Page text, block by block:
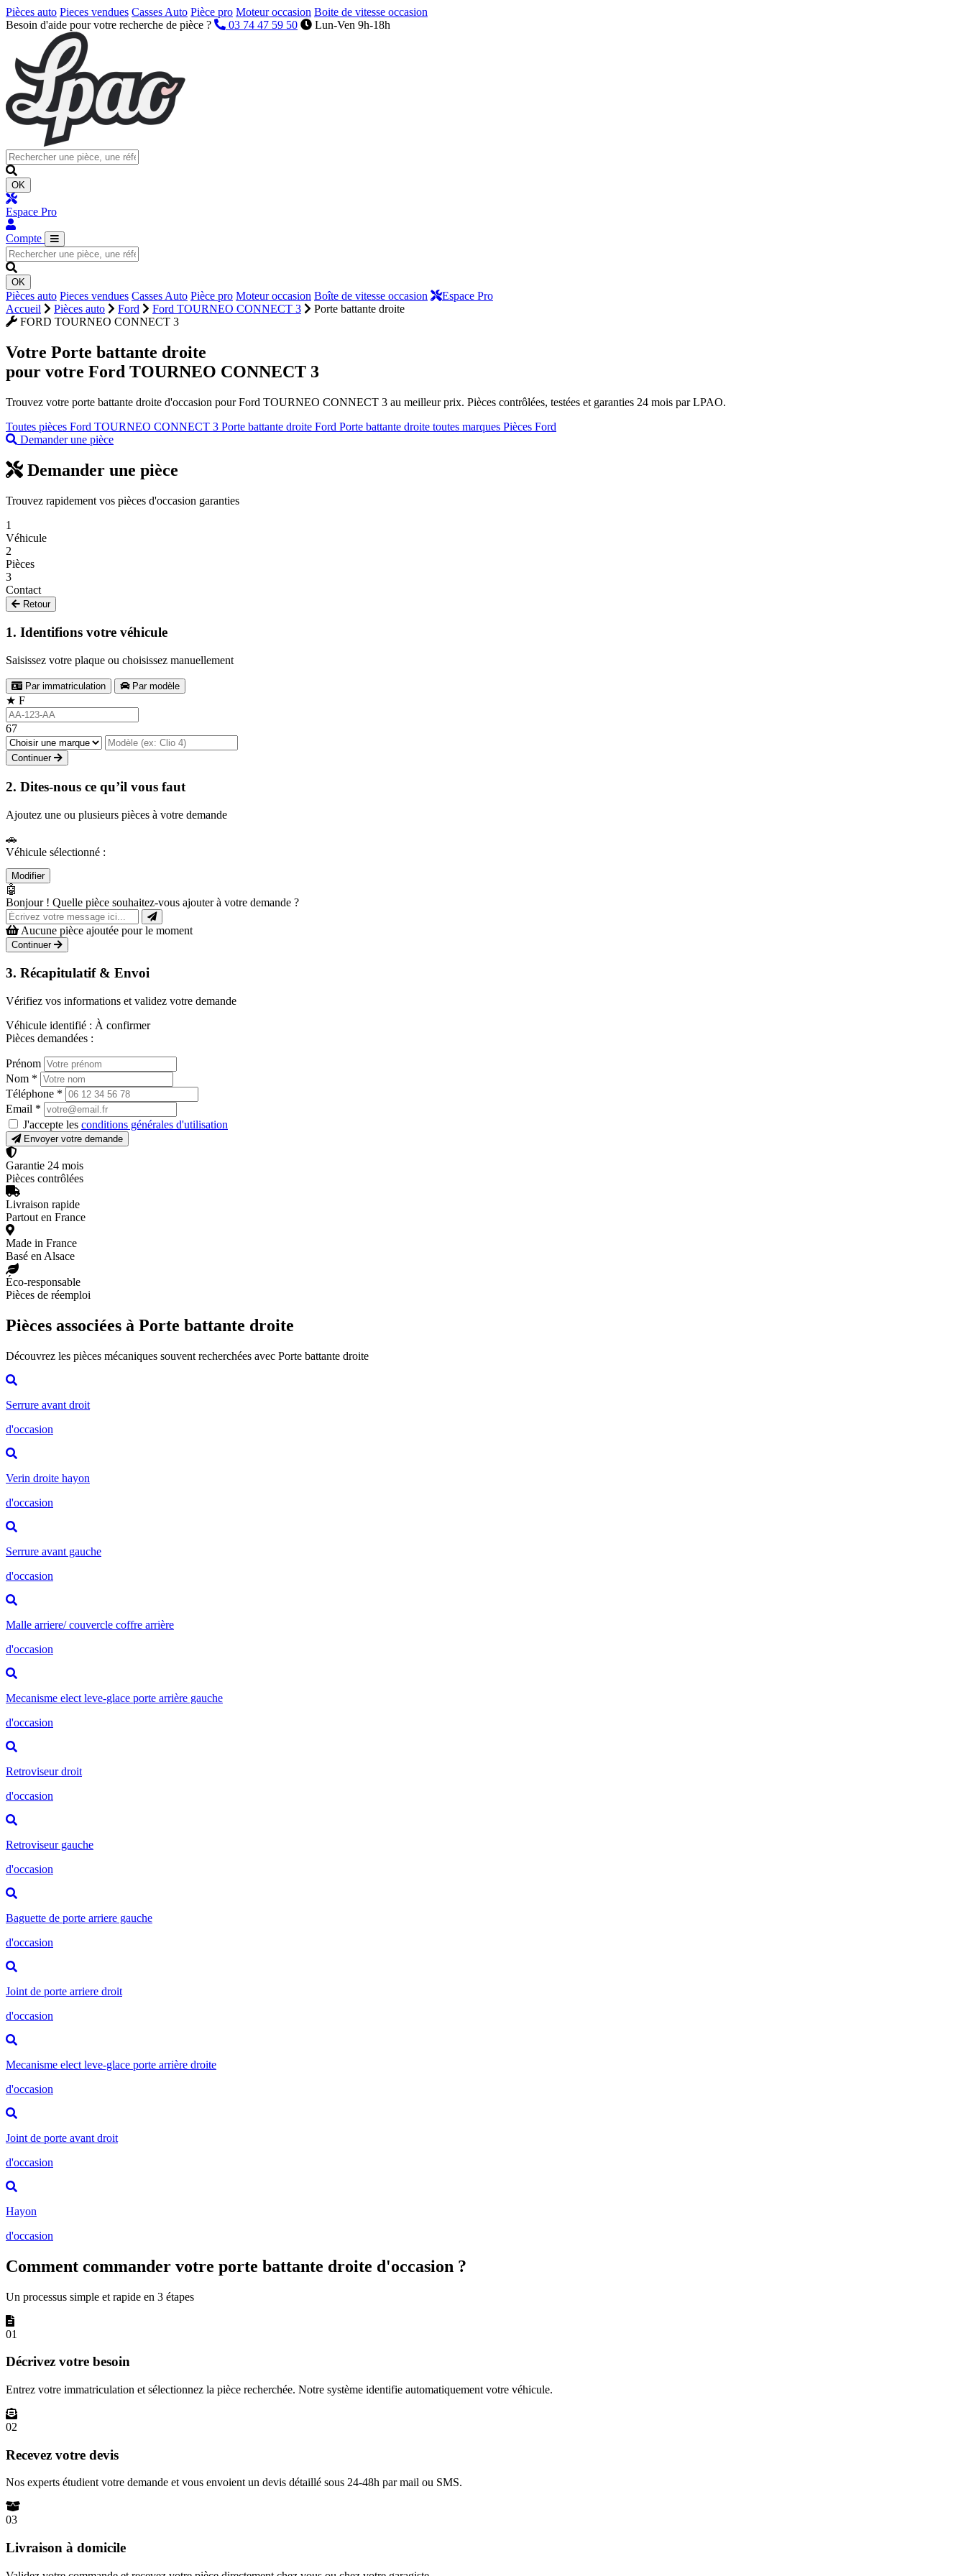
Pièces auto Pieces vendues Casses Auto Pièce pro Moteur occasion Boite de vitesse occasion
Besoin d'aide pour votre recherche de pièce ?
03 74 47 59 50 Lun-Ven 9h-18h
OK
Espace Pro
Compte
OK
Pièces auto Pieces vendues Casses Auto Pièce pro Moteur occasion Boîte de vitesse occasion
Espace Pro
Accueil
Pièces auto Ford Ford TOURNEO CONNECT 3
Porte battante droite
FORD TOURNEO CONNECT 3
Votre Porte battante droite
pour votre Ford TOURNEO CONNECT 3
Trouvez votre porte battante droite d'occasion pour Ford TOURNEO CONNECT 3 au meilleur prix. Pièces contrôlées, testées et garanties 24 mois par LPAO.
Toutes pièces Ford TOURNEO CONNECT 3 Porte battante droite Ford Porte battante droite toutes marques Pièces Ford
Demander une pièce
Demander une pièce
Trouvez rapidement vos pièces d'occasion garanties
1
Véhicule
2
Pièces
3
Contact
Retour
1. Identifions votre véhicule
Saisissez votre plaque ou choisissez manuellement
Par immatriculation Par modèle
★ F
67
Continuer
2. Dites-nous ce qu’il vous faut
Ajoutez une ou plusieurs pièces à votre demande
🚗
Véhicule sélectionné :
Modifier
🤖
Bonjour ! Quelle pièce souhaitez-vous ajouter à votre demande ?
Aucune pièce ajoutée pour le moment
Continuer
3. Récapitulatif & Envoi
Vérifiez vos informations et validez votre demande
Véhicule identifié : À confirmer
Pièces demandées :
Prénom
Nom *
Téléphone *
Email *
J'accepte les conditions générales d'utilisation
Envoyer votre demande
Garantie 24 mois
Pièces contrôlées
Livraison rapide
Partout en France
Made in France
Basé en Alsace
Éco-responsable
Pièces de réemploi
Pièces associées à Porte battante droite
Découvrez les pièces mécaniques souvent recherchées avec Porte battante droite
Serrure avant droit
d'occasion
Verin droite hayon
d'occasion
Serrure avant gauche
d'occasion
Malle arriere/ couvercle coffre arrière
d'occasion
Mecanisme elect leve-glace porte arrière gauche
d'occasion
Retroviseur droit
d'occasion
Retroviseur gauche
d'occasion
Baguette de porte arriere gauche
d'occasion
Joint de porte arriere droit
d'occasion
Mecanisme elect leve-glace porte arrière droite
d'occasion
Joint de porte avant droit
d'occasion
Hayon
d'occasion
Comment commander votre porte battante droite d'occasion ?
Un processus simple et rapide en 3 étapes
01
Décrivez votre besoin
Entrez votre immatriculation et sélectionnez la pièce recherchée. Notre système identifie automatiquement votre véhicule.
02
Recevez votre devis
Nos experts étudient votre demande et vous envoient un devis détaillé sous 24-48h par mail ou SMS.
03
Livraison à domicile